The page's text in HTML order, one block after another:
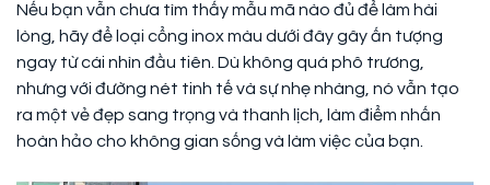
Nếu bạn vẫn chưa tìm thấy mẫu mã nào đủ để làm hài
lòng, hãy để loại cổng inox màu dưới đây gây ấn tượng
ngay từ cái nhìn đầu tiên. Dù không quá phô trương,
nhưng với đường nét tinh tế và sự nhẹ nhàng, nó vẫn tạo
ra một vẻ đẹp sang trọng và thanh lịch, làm điểm nhấn
hoàn hảo cho không gian sống và làm việc của bạn.